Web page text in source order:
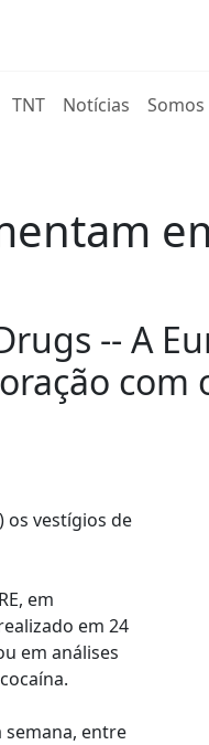
TNT Notícias Somos
-- A
com
os vestígios de
em
em 24
em análises
entre